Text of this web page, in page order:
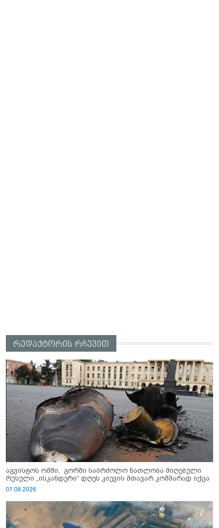
რედაქტორის რჩევით
აგვისტოს ომში, გორში საბრძოლო ნათლობა მიღებული
რუსული „ისკანდერი“ დღეს კიევის მთავარ კოშმარად იქცა
07.08.2026